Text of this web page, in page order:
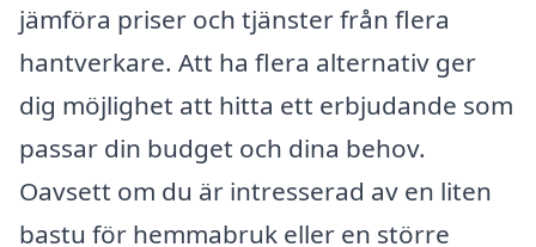
jämföra priser och tjänster från flera
hantverkare. Att ha flera alternativ ger
dig möjlighet att hitta ett erbjudande som
passar din budget och dina behov.
Oavsett om du är intresserad av en liten
bastu för hemmabruk eller en större